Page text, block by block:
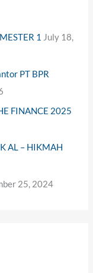
1 July 18,
PT BPR
FINANCE 2025
AL – HIKMAH
25, 2024